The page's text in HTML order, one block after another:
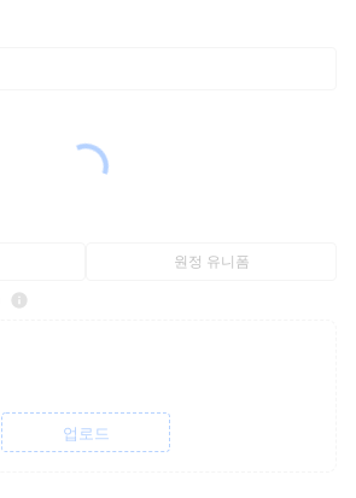
원정 유니폼
업로드